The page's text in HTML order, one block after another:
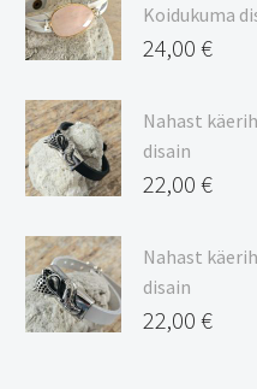
Koidukuma
24,00 €
Nahast
disain
22,00 €
Nahast
disain
22,00 €